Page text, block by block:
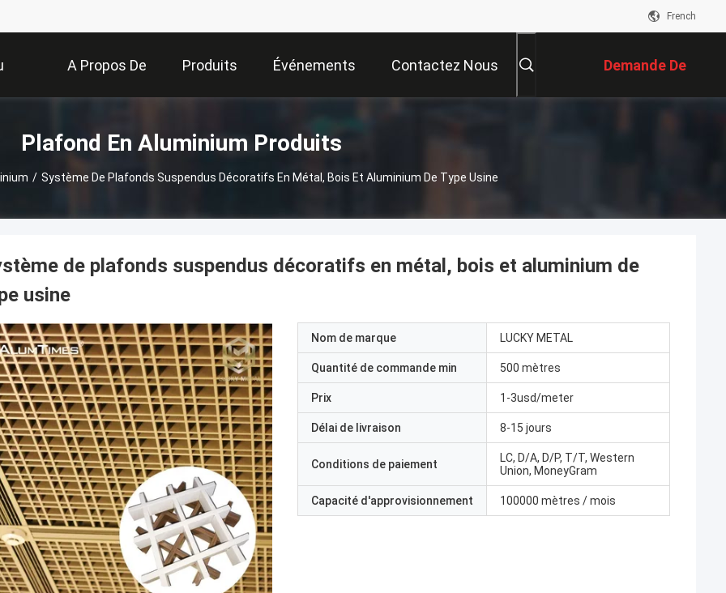
French
A Propos De
Nous
Produits Événements Contactez Nous Demande De
Soumission
Plafond En Aluminium Produits
/ Système De Plafonds Suspendus Décoratifs En Métal, Bois Et Aluminium De Type Usine
de plafonds suspendus décoratifs en métal, bois et aluminium de
usine
Nom de marque LUCKY METAL
Quantité de commande min 500 mètres
Prix 1-3usd/meter
Délai de livraison 8-15 jours
Conditions de paiement
LC, D/A, D/P, T/T, Western
Union, MoneyGram
Capacité d'approvisionnement 100000 mètres / mois